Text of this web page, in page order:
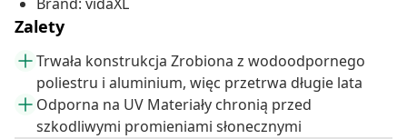
Zalety
Trwała konstrukcja Zrobiona z wodoodpornego
poliestru i aluminium, więc przetrwa długie lata
Odporna na UV Materiały chronią przed
szkodliwymi promieniami słonecznymi